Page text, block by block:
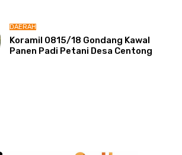
DAERAH
Koramil 0815/18 Gondang Kawal
Panen Padi Petani Desa Centong